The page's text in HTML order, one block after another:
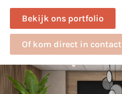
Bekijk ons portfolio
Of kom direct in contact